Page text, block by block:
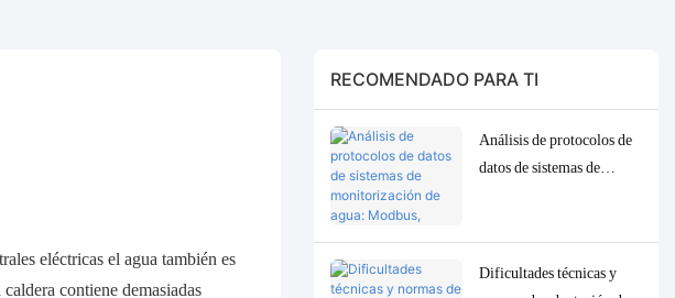
eléctricas el agua también es
contiene demasiadas
RECOMENDADO PARA TI
Análisis de protocolos de
datos de sistemas de
Soluciones de adaptación
y depuración.
Dificultades técnicas y